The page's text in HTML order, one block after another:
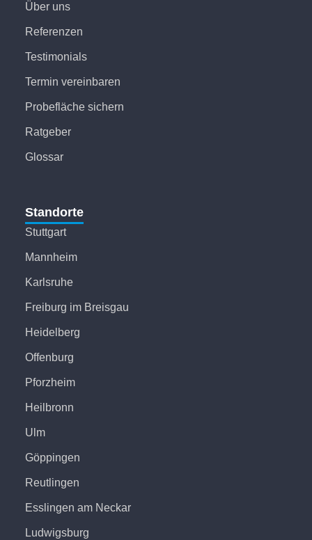
Über uns
Referenzen
Testimonials
Termin vereinbaren
Probefläche sichern
Ratgeber
Glossar
Standorte
Stuttgart
Mannheim
Karlsruhe
Freiburg im Breisgau
Heidelberg
Offenburg
Pforzheim
Heilbronn
Ulm
Göppingen
Reutlingen
Esslingen am Neckar
Ludwigsburg